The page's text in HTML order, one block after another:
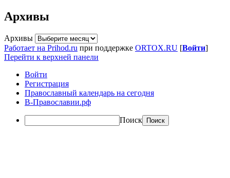
Архивы
Архивы
Работает на Prihod.ru при поддержке ORTOX.RU [Войти]
Перейти к верхней панели
Войти
Регистрация
Православный календарь на сегодня
В-Православии.рф
Поиск